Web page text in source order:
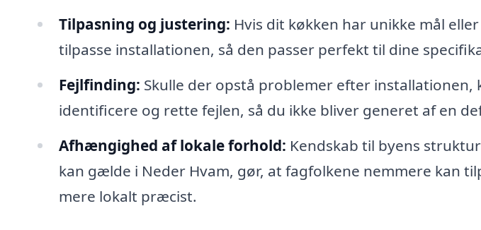
Tilpasning og justering: Hvis dit køkken har unikke mål
tilpasse installationen, så den passer perfekt til dine
Fejlfinding: Skulle der opstå problemer efter
identificere og rette fejlen, så du ikke bliver generet af en
Afhængighed af lokale forhold: Kendskab til byens
kan gælde i Neder Hvam, gør, at fagfolkene nemmere kan
mere lokalt præcist.